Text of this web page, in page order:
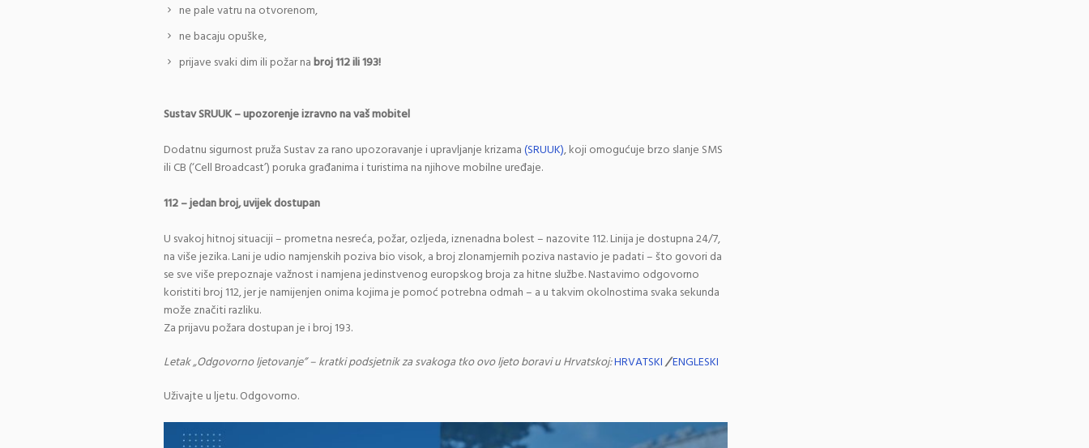
ne pale vatru na otvorenom,
ne bacaju opuške,
prijave svaki dim ili požar nabroj 112 ili 193!
Sustav SRUUK – upozorenje izravno na vaš mobitel
Dodatnu sigurnost pruža Sustav za rano upozoravanje i upravljanje krizama(SRUUK), koji omogućuje brzo slanje SMS
ili CB (‘Cell Broadcast’) poruka građanima i turistima na njihove mobilne uređaje.
112 – jedan broj, uvijek dostupan
U svakoj hitnoj situaciji – prometna nesreća, požar, ozljeda, iznenadna bolest – nazovite 112. Linija je dostupna 24/7,
na više jezika. Lani je udio namjenskih poziva bio visok, a broj zlonamjernih poziva nastavio je padati – što govori da
se sve više prepoznaje važnost i namjena jedinstvenog europskog broja za hitne službe. Nastavimo odgovorno
koristiti broj 112, jer je namijenjen onima kojima je pomoć potrebna odmah – a u takvim okolnostima svaka sekunda
može značiti razliku.
Za prijavu požara dostupan je i broj 193.
Letak „Odgovorno ljetovanje” – kratki podsjetnik za svakoga tko ovo ljeto boravi u Hrvatskoj:HRVATSKI/ENGLESKI
Uživajte u ljetu. Odgovorno.